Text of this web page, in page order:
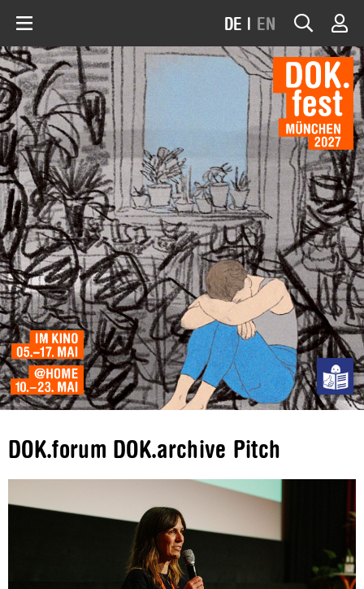
DE | EN
DOK.forum DOK.archive Pitch